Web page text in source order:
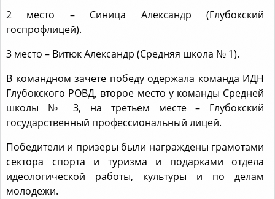
2 место – Синица Александр (Глубокский
госпрофлицей).
3 место – Витюк Александр (Средняя школа № 1).
В командном зачете победу одержала команда ИДН
Глубокского РОВД, второе место у команды Средней
школы № 3, на третьем месте – Глубокский
государственный профессиональный лицей.
Победители и призеры были награждены грамотами
сектора спорта и туризма и подарками отдела
идеологической работы, культуры и по делам
молодежи.